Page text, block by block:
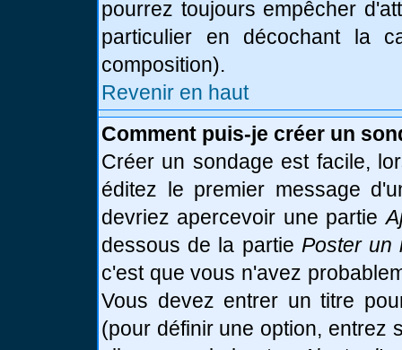
pourrez toujours empêcher
particulier en décochant la
composition).
Revenir en haut
Comment puis-je créer un
Créer un sondage est facile,
éditez le premier message
devriez apercevoir une partie
dessous de la partie Poster un
c'est que vous n'avez
Vous devez entrer un titre
(pour définir une option, entrez